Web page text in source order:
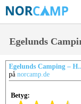
Egelunds
Egelunds Camping –
på norcamp.de